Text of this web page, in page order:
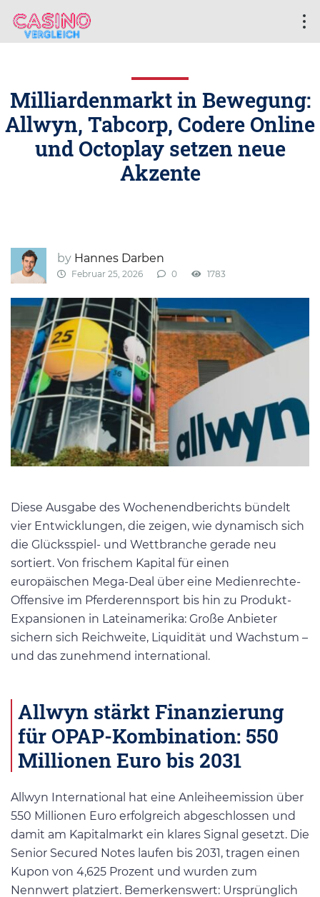
Milliardenmarkt in Bewegung:
Allwyn, Tabcorp, Codere Online
und Octoplay setzen neue
Akzente
by Hannes Darben
Februar 25, 2026 0 1783
Diese Ausgabe des Wochenendberichts bündelt
vier Entwicklungen, die zeigen, wie dynamisch sich
die Glücksspiel- und Wettbranche gerade neu
sortiert. Von frischem Kapital für einen
europäischen Mega-Deal über eine Medienrechte-
Offensive im Pferderennsport bis hin zu Produkt-
Expansionen in Lateinamerika: Große Anbieter
sichern sich Reichweite, Liquidität und Wachstum –
und das zunehmend international.
Allwyn stärkt Finanzierung
für OPAP-Kombination: 550
Millionen Euro bis 2031
Allwyn International hat eine Anleiheemission über
550 Millionen Euro erfolgreich abgeschlossen und
damit am Kapitalmarkt ein klares Signal gesetzt. Die
Senior Secured Notes laufen bis 2031, tragen einen
Kupon von 4,625 Prozent und wurden zum
Nennwert platziert. Bemerkenswert: Ursprünglich